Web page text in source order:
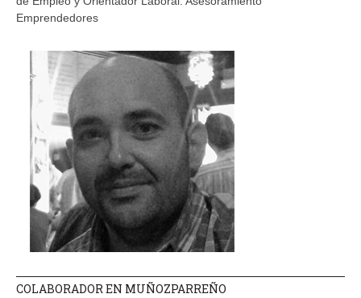
Emprendedores
COLABORADOR EN MUÑOZPARREÑO